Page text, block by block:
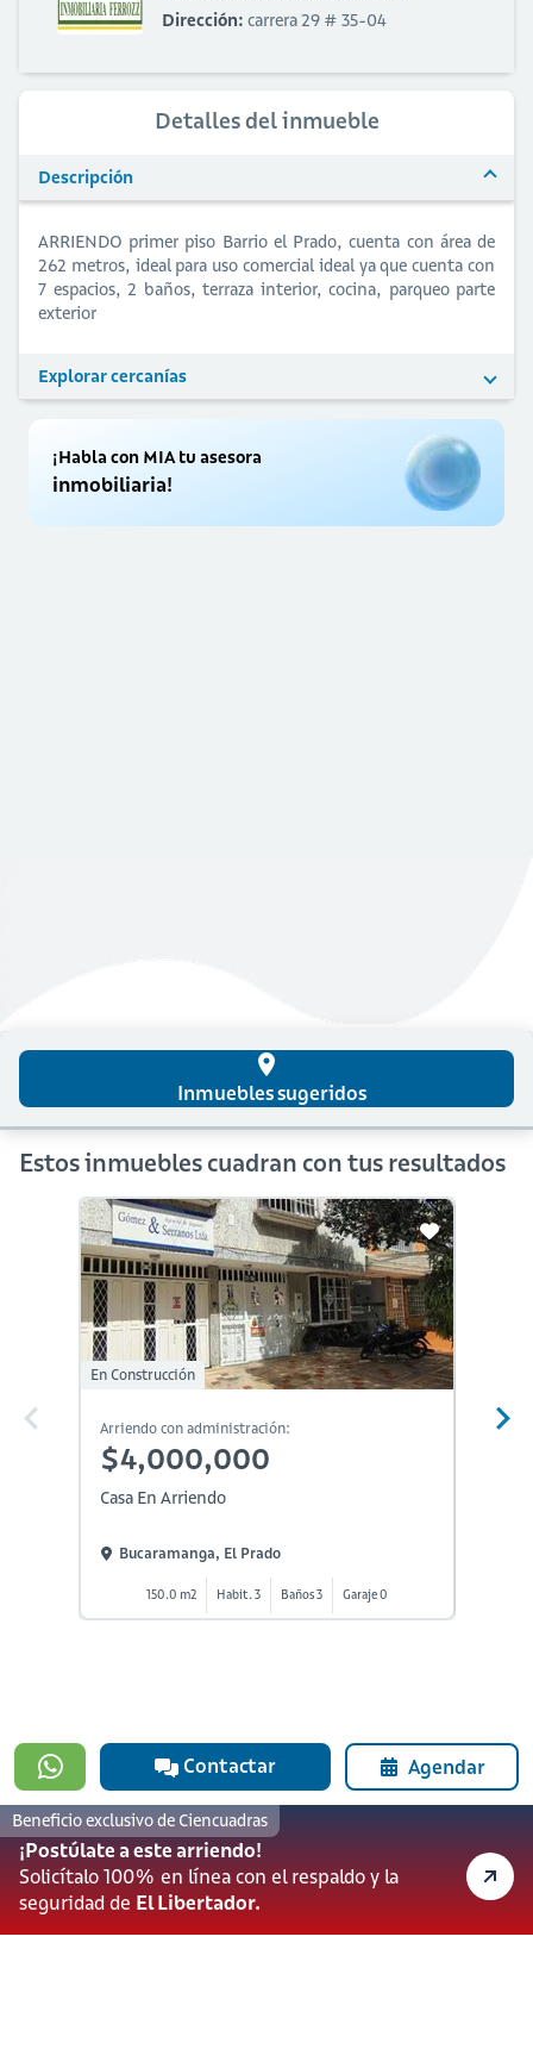
Contactar Agendar
Beneficio exclusivo de Ciencuadras
¡Postúlate a este arriendo!
Solicítalo 100% en línea con el respaldo y la
seguridad de El Libertador.
Dirección: carrera 29 # 35-04
Detalles del inmueble
Descripción
ARRIENDO primer piso Barrio el Prado, cuenta con área de
262 metros, ideal para uso comercial ideal ya que cuenta con
7 espacios, 2 baños, terraza interior, cocina, parqueo parte
exterior
Explorar cercanías
¡Habla con MIA tu asesora
inmobiliaria!
place
Inmuebles sugeridos
Estos inmuebles cuadran con tus resultados
En Construcción
Arriendo con administración:
$4,000,000
Casa En Arriendo
Bucaramanga, El Prado
150.0 m2 Habit. 3 Baños 3 Garaje 0
#923
601 3905331
lineadesoporte923@serviciosbolivar.com
Canales de preferencia
Preguntas frecuentes